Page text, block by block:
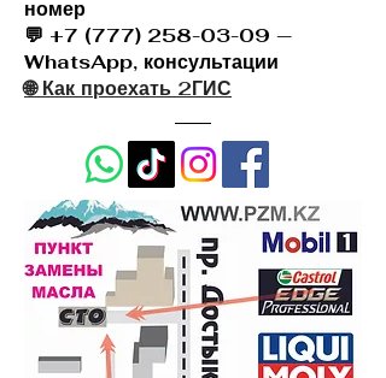
номер
💬 +7 (777) 258-03-09 —
WhatsApp, консультации
🌐 Как проехать 2ГИС